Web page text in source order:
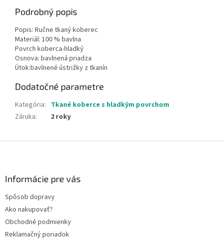
Podrobný popis
Popis: Ručne tkaný koberec
Materiál: 100 % bavlna
Povrch koberca-hladký
Osnova: bavlnená priadza
Útok:bavlnené ústrižky z tkanín
Dodatočné parametre
Kategória: Tkané koberce s hladkým povrchom
Záruka: 2 roky
Informácie pre vás
Spôsob dopravy
Ako nakupovať?
Obchodné podmienky
Reklamačný poriadok